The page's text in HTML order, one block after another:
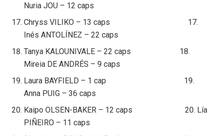
Nuria JOU – 12 caps
Chryss VILIKO – 13 caps 17.
Inés ANTOLÍNEZ – 22 caps
Tanya KALOUNIVALE – 22 caps 18.
Mireia DE ANDRÉS – 9 caps
Laura BAYFIELD – 1 cap 19.
Anna PUIG – 36 caps
Kaipo OLSEN-BAKER – 12 caps 20. Lía
PIÑEIRO – 11 caps